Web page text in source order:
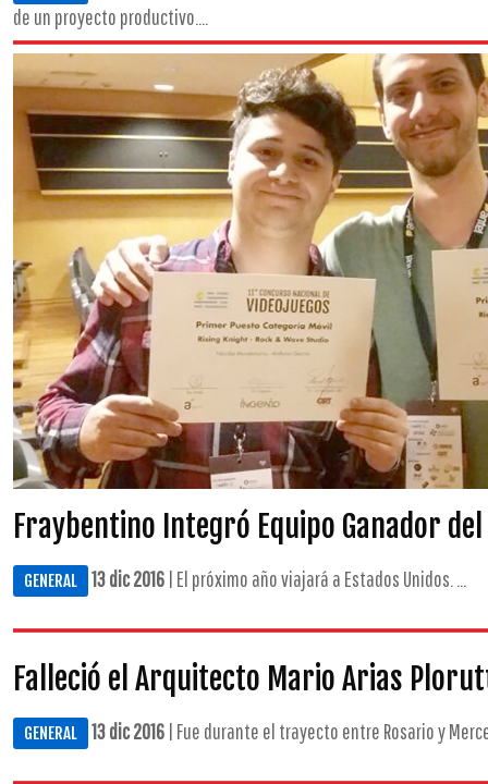
de un proyecto productivo....
Fraybentino Integró Equipo Ganador del
GENERAL 13 dic 2016 | El próximo año viajará a Estados Unidos. ...
Falleció el Arquitecto Mario Arias
GENERAL 13 dic 2016 | Fue durante el trayecto entre Rosario y